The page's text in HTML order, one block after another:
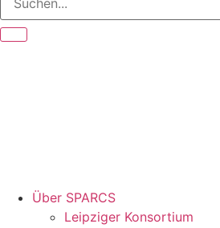
Über SPARCS
Leipziger Konsortium